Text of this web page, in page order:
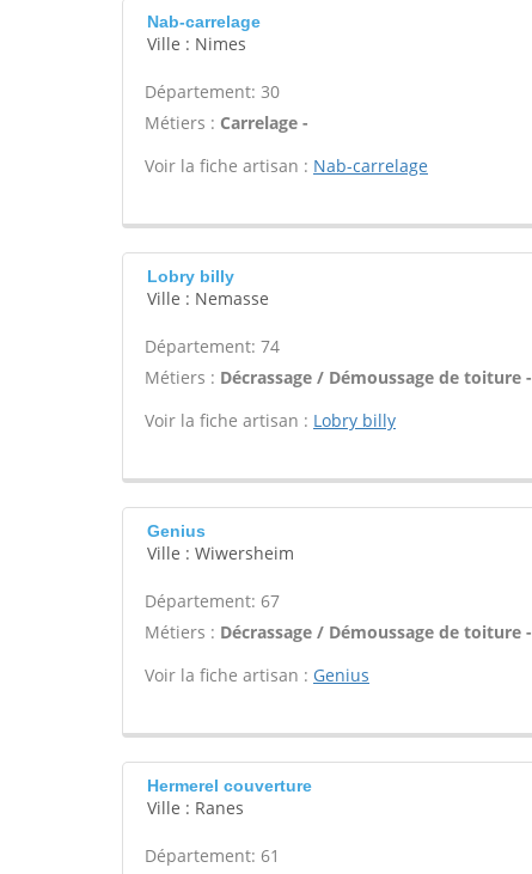
Nab-carrelage
Ville : Nimes
Département: 30
Métiers : Carrelage -
Voir la fiche artisan : Nab-carrelage
Lobry billy
Ville : Nemasse
Département: 74
Métiers : Décrassage / Démoussage de toiture -
Voir la fiche artisan : Lobry billy
Genius
Ville : Wiwersheim
Département: 67
Métiers : Décrassage / Démoussage de toiture -
Voir la fiche artisan : Genius
Hermerel couverture
Ville : Ranes
Département: 61